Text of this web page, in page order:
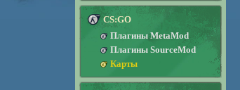
CS:GO
Плагины MetaMod
Плагины SourceMod
Карты